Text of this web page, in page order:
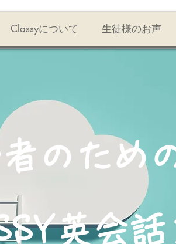
Classyについて 生徒様のお声
のため
英会